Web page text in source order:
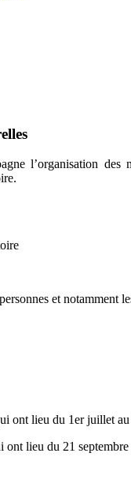
l’organisation
et notamment
ont lieu du 1er juillet
lieu du 21